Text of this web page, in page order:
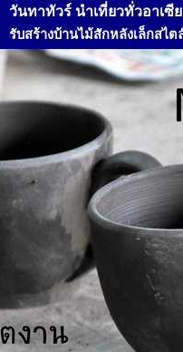
วันทาทัวร์ นำเที่ยวทั่วอาเซี
รับสร้างบ้านไม้สักหลังเล็กสไต